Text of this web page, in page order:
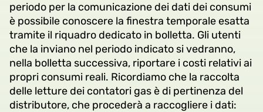
periodo per la comunicazione dei dati dei consumi
è possibile conoscere la finestra temporale esatta
tramite il riquadro dedicato in bolletta. Gli utenti
che la inviano nel periodo indicato si vedranno,
nella bolletta successiva, riportare i costi relativi ai
propri consumi reali. Ricordiamo che la raccolta
delle letture dei contatori gas è di pertinenza del
distributore, che procederà a raccogliere i dati: